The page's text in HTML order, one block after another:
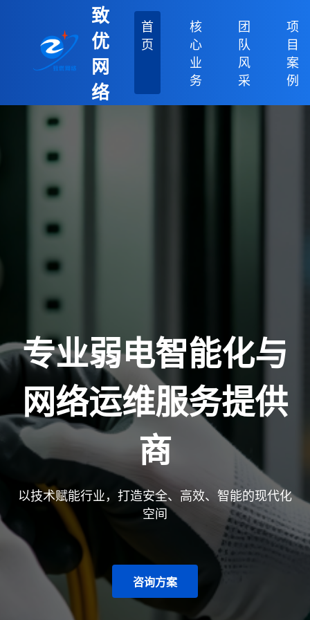
致
优
网
络
首
页
核
心
业
务
团
队
风
采
项
目
案
例
专业弱电智能化与
网络运维服务提供
商
以技术赋能行业，打造安全、高效、智能的现代化
空间
咨询方案